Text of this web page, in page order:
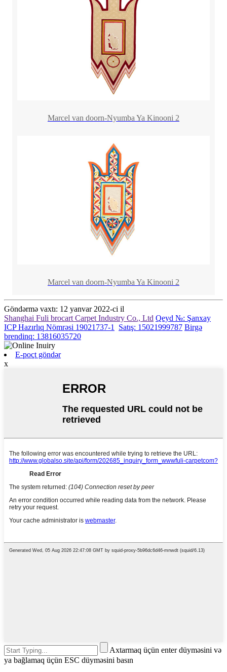
Marcel van doorn-Nyumba Ya Kinooni 2
Marcel van doorn-Nyumba Ya Kinooni 2
Göndərmə vaxtı: 12 yanvar 2022-ci il
Shanghai Fuli brocart Carpet Industry Co., Ltd Qeyd №: Şanxay
ICP Hazırlıq Nömrəsi 19021737-1
Satış: 15021999787 Birgə
brendinq: 13816035720
E-poçt göndər
x
Axtarmaq üçün enter düyməsini və
ya bağlamaq üçün ESC düyməsini basın